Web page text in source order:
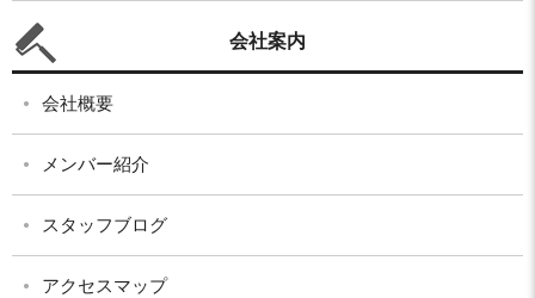
会社案内
会社概要
メンバー紹介
スタッフブログ
アクセスマップ